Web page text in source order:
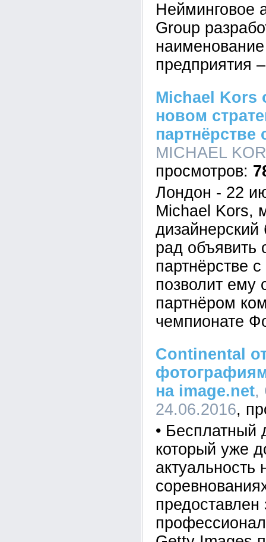
Нейминговое
Group
предприятия
Michael Kors
новом
партнёрстве
MICHAEL
Лондон - 22
Michael Kors,
рад объявить
партнёрстве
позволит ему
партнёром
чемпионате
Continental
на image.net,
24.06.2016
• Бесплатный
который уже